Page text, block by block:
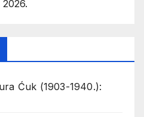
Ćuk (1903-1940.):